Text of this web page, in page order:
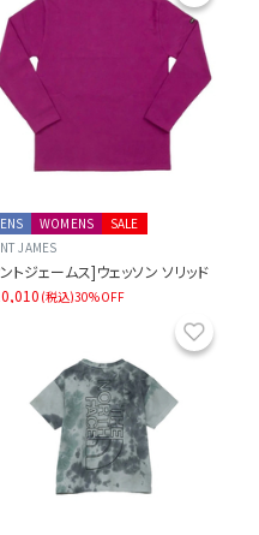
SALE
WOMENS
JAMES
トジェームス]ウェッソン ソリッド
(税込)30%OFF
入り